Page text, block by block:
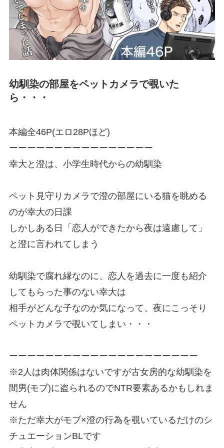
幼馴染の部屋をペットカメラで覗いた
ら・・・
本編全46P(エロ28Pほど)
ーーーーーーーーーーーーーーーー
幸大と澄は、小学生時代からの幼馴染
ペット見守りカメラで澄の部屋にいる猫を眺める
のが幸大の日課
しかしある日「恋人ができたから夜は遠慮して」
と澄に言われてしまう
幼馴染で腐れ縁なのに、恋人を過去に一度も紹介
してもらった事のない幸大は
相手がどんな子なのか気になって、夜にこっそり
ペットカメラで覗いてしまい・・・
ーーーーーーーーーーーーーーーーーーーーー
※2人は肉体関係はないですが古女房的な幼馴染を
間男(モブ)に盗られるのでNTR要素あるかもしれま
せん
※ただ幸大がモブ×澄の行為を覗いているだけのシ
チュエーションBLです